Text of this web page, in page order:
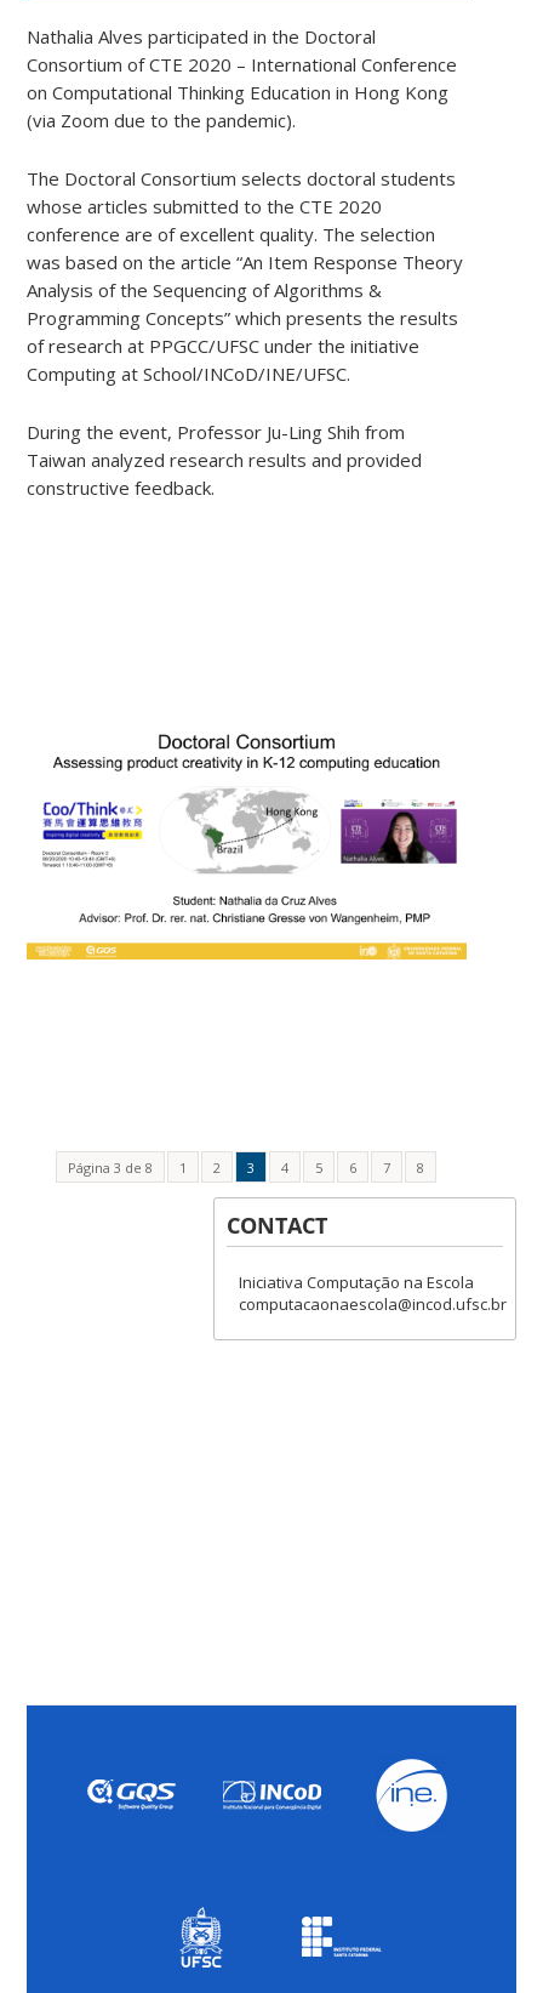
Nathalia Alves participated in the Doctoral
Consortium of CTE 2020 – International Conference
on Computational Thinking Education in Hong Kong
(via Zoom due to the pandemic).
The Doctoral Consortium selects doctoral students
whose articles submitted to the CTE 2020
conference are of excellent quality. The selection
was based on the article “An Item Response Theory
Analysis of the Sequencing of Algorithms &
Programming Concepts” which presents the results
of research at PPGCC/UFSC under the initiative
Computing at School/INCoD/INE/UFSC.
During the event, Professor Ju-Ling Shih from
Taiwan analyzed research results and provided
constructive feedback.
Página 3 de 8 1 2 3 4 5 6 7 8
CONTACT
Iniciativa Computação na Escola
computacaonaescola@incod.ufsc.br